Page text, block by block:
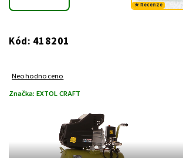
★ Recenze
Kód: 418201
Neohodnoceno
Značka: EXTOL CRAFT